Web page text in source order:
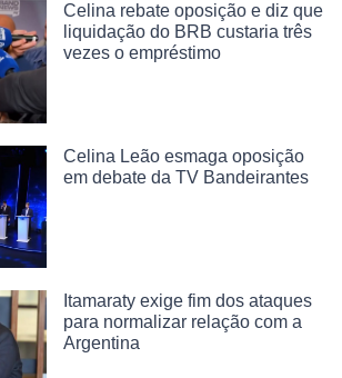
Celina rebate oposição e diz que
liquidação do BRB custaria três
vezes o empréstimo
Celina Leão esmaga oposição
em debate da TV Bandeirantes
Itamaraty exige fim dos ataques
para normalizar relação com a
Argentina